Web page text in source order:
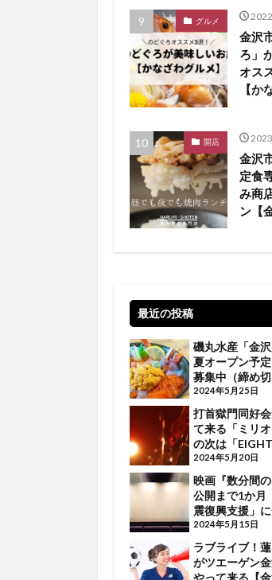
グルメ
金沢
ろ」
オス
【か
開店
金沢
定食
み商
ン【
最近の投稿
磯丸水産「金
夏オープン予
募集中（締め切
【金沢話題】
2024年5月25日
打首獄門同好
て来る「ミリオ
の次は「
沢イベント】
2024年5月20日
映画『数分間の
公開まで1か月
震復興支援」
イベント】
2024年5月15日
ラブライブ！
がツエーゲン
やって来る【